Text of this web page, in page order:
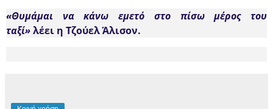
«Θυμάμαι να κάνω εμετό στο πίσω μέρος του
ταξί»λέει η Τζούελ Άλισον.